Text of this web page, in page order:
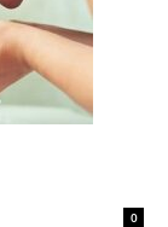
0